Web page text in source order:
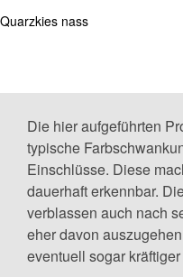
Quarzkies nass
Die hier aufgeführten
typische
Einschlüsse. Diese
dauerhaft erkennbar.
verblassen auch nach
eher davon
eventuell sogar